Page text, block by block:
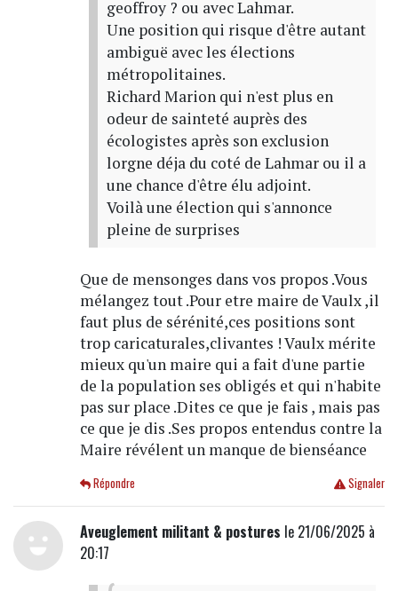
geoffroy ? ou avec Lahmar.
Une position qui risque d'être autant
ambiguë avec les élections
métropolitaines.
Richard Marion qui n'est plus en
odeur de sainteté auprès des
écologistes après son exclusion
lorgne déja du coté de Lahmar ou il a
une chance d'être élu adjoint.
Voilà une élection qui s'annonce
pleine de surprises
Que de mensonges dans vos propos .Vous
mélangez tout .Pour etre maire de Vaulx ,il
faut plus de sérénité,ces positions sont
trop caricaturales,clivantes ! Vaulx mérite
mieux qu'un maire qui a fait d'une partie
de la population ses obligés et qui n'habite
pas sur place .Dites ce que je fais , mais pas
ce que je dis .Ses propos entendus contre la
Maire révélent un manque de bienséance
Signaler
Répondre
Aveuglement militant & postures le 21/06/2025 à
20:17